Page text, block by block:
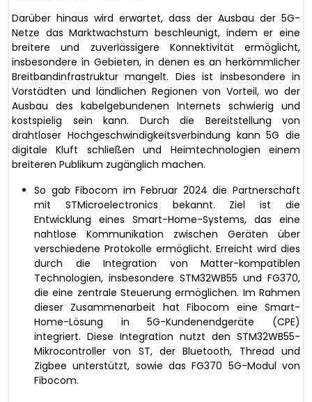
Darüber hinaus wird erwartet, dass der Ausbau der 5G-
Netze das Marktwachstum beschleunigt, indem er eine
breitere und zuverlässigere Konnektivität ermöglicht,
insbesondere in Gebieten, in denen es an herkömmlicher
Breitbandinfrastruktur mangelt. Dies ist insbesondere in
Vorstädten und ländlichen Regionen von Vorteil, wo der
Ausbau des kabelgebundenen Internets schwierig und
kostspielig sein kann. Durch die Bereitstellung von
drahtloser Hochgeschwindigkeitsverbindung kann 5G die
digitale Kluft schließen und Heimtechnologien einem
breiteren Publikum zugänglich machen.
So gab Fibocom im Februar 2024 die Partnerschaft
mit STMicroelectronics bekannt. Ziel ist die
Entwicklung eines Smart-Home-Systems, das eine
nahtlose Kommunikation zwischen Geräten über
verschiedene Protokolle ermöglicht. Erreicht wird dies
durch die Integration von Matter-kompatiblen
Technologien, insbesondere STM32WB55 und FG370,
die eine zentrale Steuerung ermöglichen. Im Rahmen
dieser Zusammenarbeit hat Fibocom eine Smart-
Home-Lösung in 5G-Kundenendgeräte (CPE)
integriert. Diese Integration nutzt den STM32WB55-
Mikrocontroller von ST, der Bluetooth, Thread und
Zigbee unterstützt, sowie das FG370 5G-Modul von
Fibocom.